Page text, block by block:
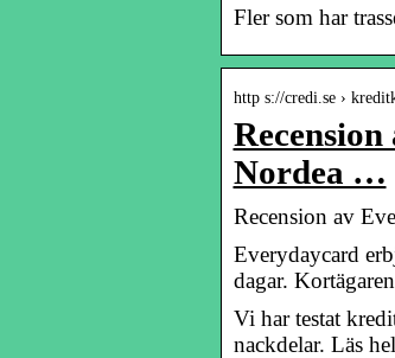
Fler som har
http s://credi.se ›
Nordea …
Recension av
Everydaycard
dagar.
Vi har testat
nackdelar. Läs